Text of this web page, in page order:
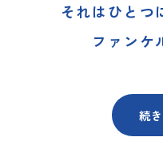
それはひとつ
ファンケ
続